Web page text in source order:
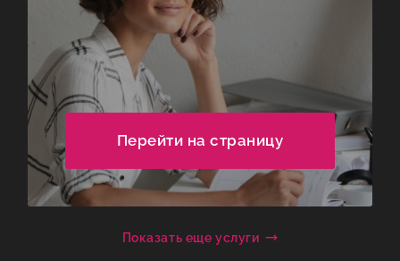
Перейти на страницу
Показать еще услуги